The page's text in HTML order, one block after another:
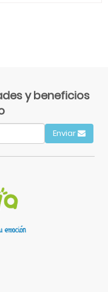
y beneficios
Enviar